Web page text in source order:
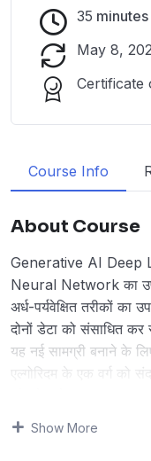
35 minutes
May 8,
Certificate
Course Info
About Course
Generative AI Deep
Neural Network का
अर्ध-पर्यवेक्षित तरीकों
दोनों डेटा को संसाधित
यह नई सामग्री बनाने के
एल्गोरिदम के एक वर्ग को
नकल करते हैं।
Show More